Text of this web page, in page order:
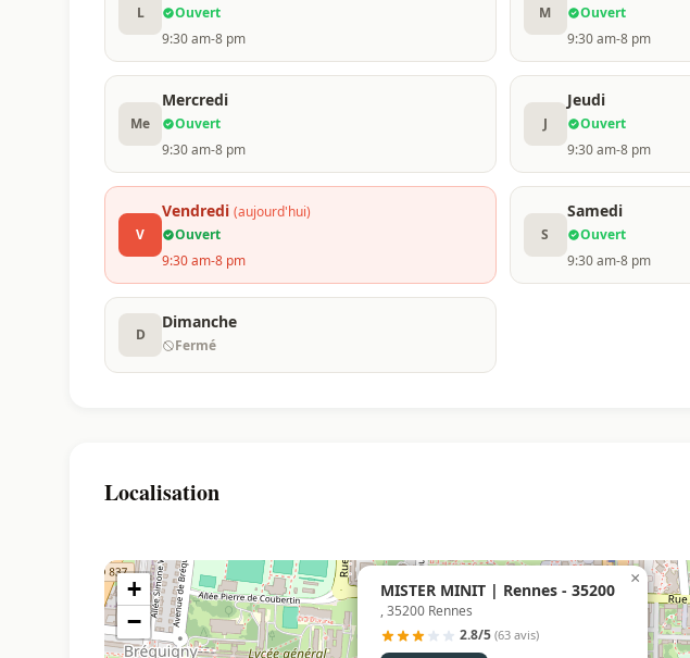
L
Ouvert
9:30 am-8 pm
M
Ouvert
9:30 am-8 pm
Me
Mercredi
Ouvert
9:30 am-8 pm
J
Jeudi
Ouvert
9:30 am-8 pm
V
Vendredi (aujourd'hui)
Ouvert
9:30 am-8 pm
S
Samedi
Ouvert
9:30 am-8 pm
D
Dimanche
Fermé
Localisation
MISTER MINIT | Rennes - 35200
, 35200 Rennes
2.8/5 (63 avis)
×
+
−